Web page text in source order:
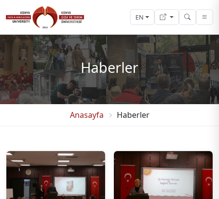
EN
Haberler
Anasayfa Haberler